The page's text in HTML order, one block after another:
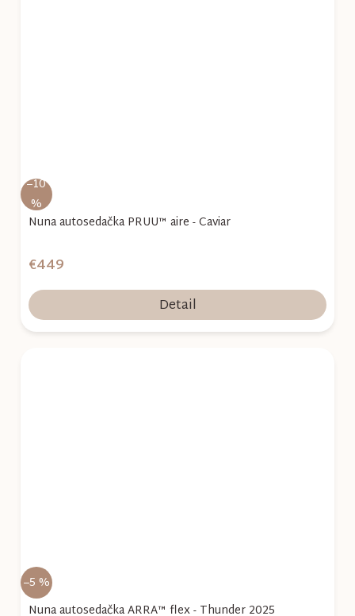
–10
%
Nuna autosedačka PRUU™ aire - Caviar
€449
Detail
–5 %
Nuna autosedačka ARRA™ flex - Thunder 2025